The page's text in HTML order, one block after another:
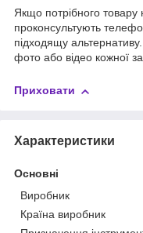
Якщо потрібного
проконсультують
підходящу
фото або відео кожної
Приховати
Характеристики
Основні
Виробник
Країна виробник